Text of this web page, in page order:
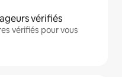
vérifiés
vérifiés pour vous